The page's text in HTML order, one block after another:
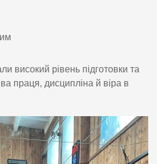
високий рівень підготовки та
праця, дисципліна й віра в